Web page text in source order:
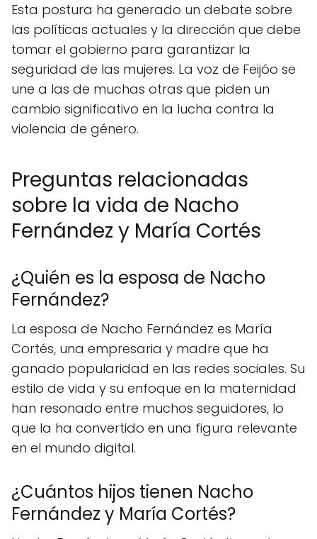
Esta postura ha generado un debate sobre
las políticas actuales y la dirección que debe
tomar el gobierno para garantizar la
seguridad de las mujeres. La voz de Feijóo se
une a las de muchas otras que piden un
cambio significativo en la lucha contra la
violencia de género.
Preguntas relacionadas
sobre la vida de Nacho
Fernández y María Cortés
¿Quién es la esposa de Nacho
Fernández?
La esposa de Nacho Fernández es María
Cortés, una empresaria y madre que ha
ganado popularidad en las redes sociales. Su
estilo de vida y su enfoque en la maternidad
han resonado entre muchos seguidores, lo
que la ha convertido en una figura relevante
en el mundo digital.
¿Cuántos hijos tienen Nacho
Fernández y María Cortés?